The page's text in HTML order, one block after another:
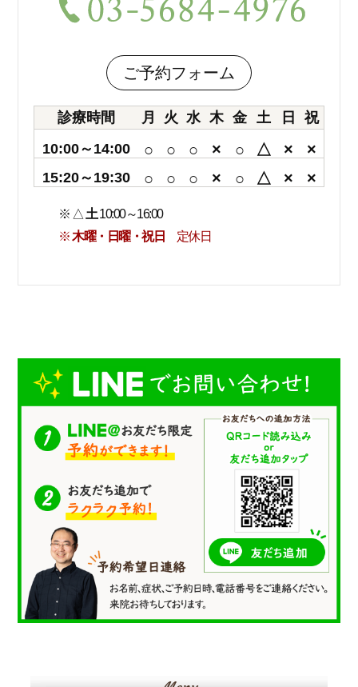
ご予約フォーム
診療時間 月 火 水 木 金 土 日
祝
10:00～14:00
○ ○ ○ × ○ △ × ×
15:20～19:30 ○ ○ ○ × ○ △ × ×
※ △ 土10:00～16:00
※木曜・日曜・祝日 定休日